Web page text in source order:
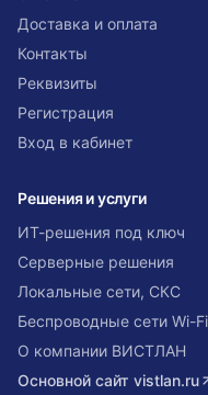
Доставка и оплата
Контакты
Реквизиты
Регистрация
Вход в кабинет
Решения и услуги
ИТ-решения под ключ
Серверные решения
Локальные сети, СКС
Беспроводные сети Wi-Fi
О компании ВИСТЛАН
Основной сайт vistlan.ru